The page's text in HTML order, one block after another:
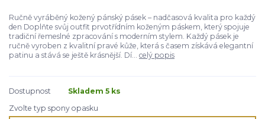
Ručně vyráběný kožený pánský pásek – nadčasová kvalita pro každý
den Doplňte svůj outfit prvotřídním koženým páskem, který spojuje
tradiční řemeslné zpracování s moderním stylem. Každý pásek je
ručně vyroben z kvalitní pravé kůže, která s časem získává elegantní
patinu a stává se ještě krásnější. Dí... celý popis
Dostupnost
Skladem 5 ks
Zvolte typ spony opasku